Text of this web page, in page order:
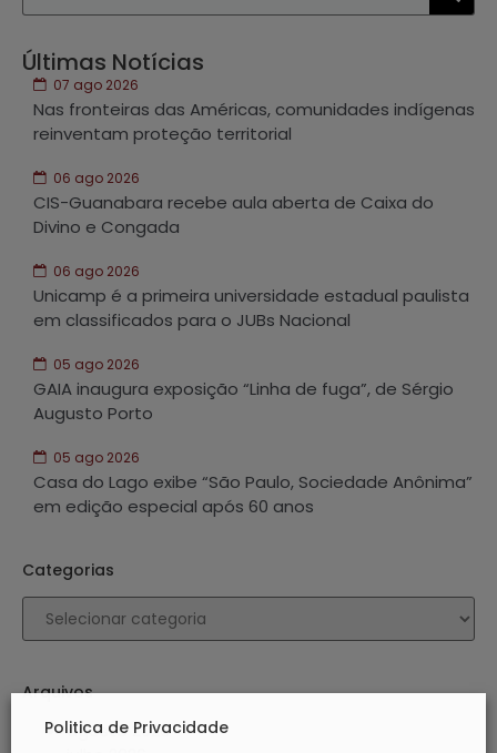
Últimas Notícias
07 ago 2026
Nas fronteiras das Américas, comunidades indígenas
reinventam proteção territorial
06 ago 2026
CIS-Guanabara recebe aula aberta de Caixa do
Divino e Congada
06 ago 2026
Unicamp é a primeira universidade estadual paulista
em classificados para o JUBs Nacional
05 ago 2026
GAIA inaugura exposição “Linha de fuga”, de Sérgio
Augusto Porto
05 ago 2026
Casa do Lago exibe “São Paulo, Sociedade Anônima”
em edição especial após 60 anos
Categorias
Arquivos
agosto 2026
Politica de Privacidade